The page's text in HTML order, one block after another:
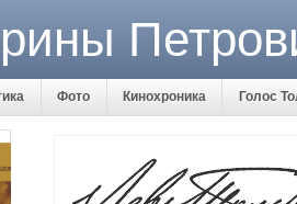
Фото Кинохроника Голос